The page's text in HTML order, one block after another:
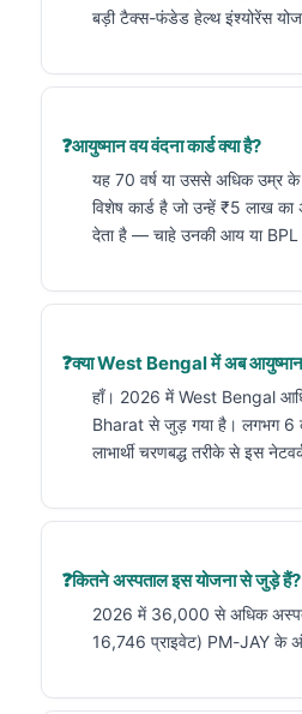
बड़ी टैक्स-फंडेड हेल्थ इंश्योरेंस
आयुष्मान वय वंदना कार्ड क्या है?
यह 70 वर्ष या उससे अधिक उम्र के
विशेष कार्ड है जो उन्हें ₹5 लाख का
देता है — चाहे उनकी आय या BPL
क्या West Bengal में अब आयुष्मान
हाँ। 2026 में West Bengal
Bharat से जुड़ गया है। लगभग 6
लाभार्थी चरणबद्ध तरीके से इस
कितने अस्पताल इस योजना से जुड़े हैं?
2026 में 36,000 से अधिक
16,746 प्राइवेट) PM-JAY के